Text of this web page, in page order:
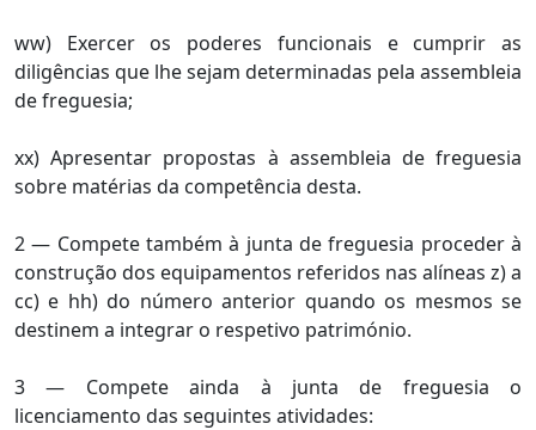
ww) Exercer os poderes funcionais e cumprir as
diligências que lhe sejam determinadas pela assembleia
de freguesia;
xx) Apresentar propostas à assembleia de freguesia
sobre matérias da competência desta.
2 — Compete também à junta de freguesia proceder à
construção dos equipamentos referidos nas alíneas z) a
cc) e hh) do número anterior quando os mesmos se
destinem a integrar o respetivo património.
3 — Compete ainda à junta de freguesia o
licenciamento das seguintes atividades: